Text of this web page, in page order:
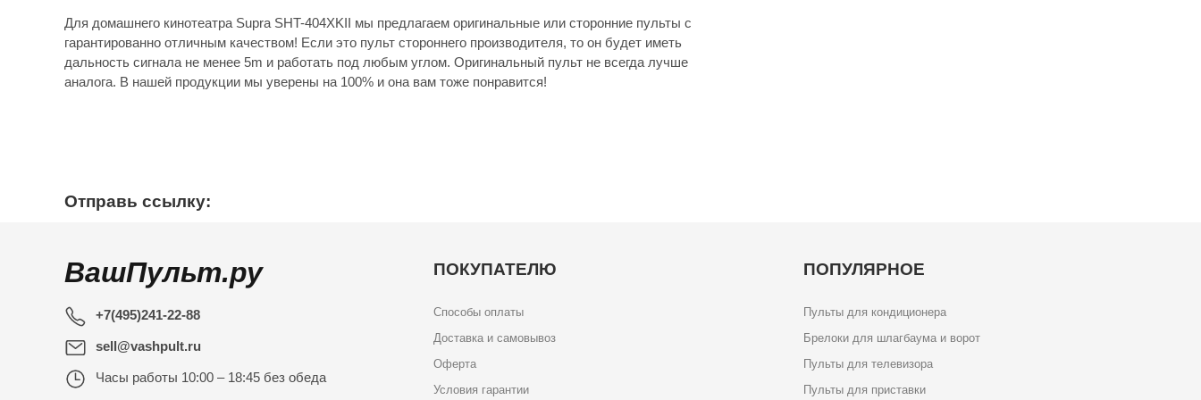
Для домашнего кинотеатра Supra SHT-404XKII мы предлагаем оригинальные или сторонние пульты с
гарантированно отличным качеством! Если это пульт стороннего производителя, то он будет иметь
дальность сигнала не менее 5m и работать под любым углом. Оригинальный пульт не всегда лучше
аналога. В нашей продукции мы уверены на 100% и она вам тоже понравится!
Отправь ссылку:
ВашПульт.ру
+7(495)241-22-88
sell@vashpult.ru
Часы работы 10:00 – 18:45 без обеда
ПОКУПАТЕЛЮ
Способы оплаты
Доставка и самовывоз
Оферта
Условия гарантии
ПОПУЛЯРНОЕ
Пульты для кондиционера
Брелоки для шлагбаума и ворот
Пульты для телевизора
Пульты для приставки